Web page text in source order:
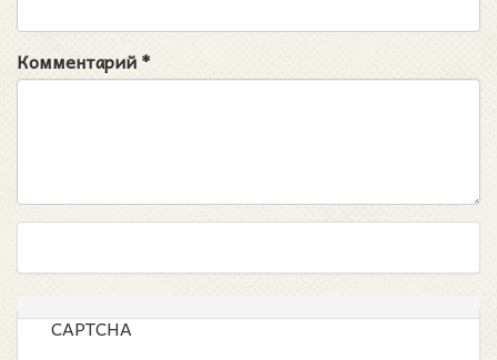
Комментарий*
CAPTCHA